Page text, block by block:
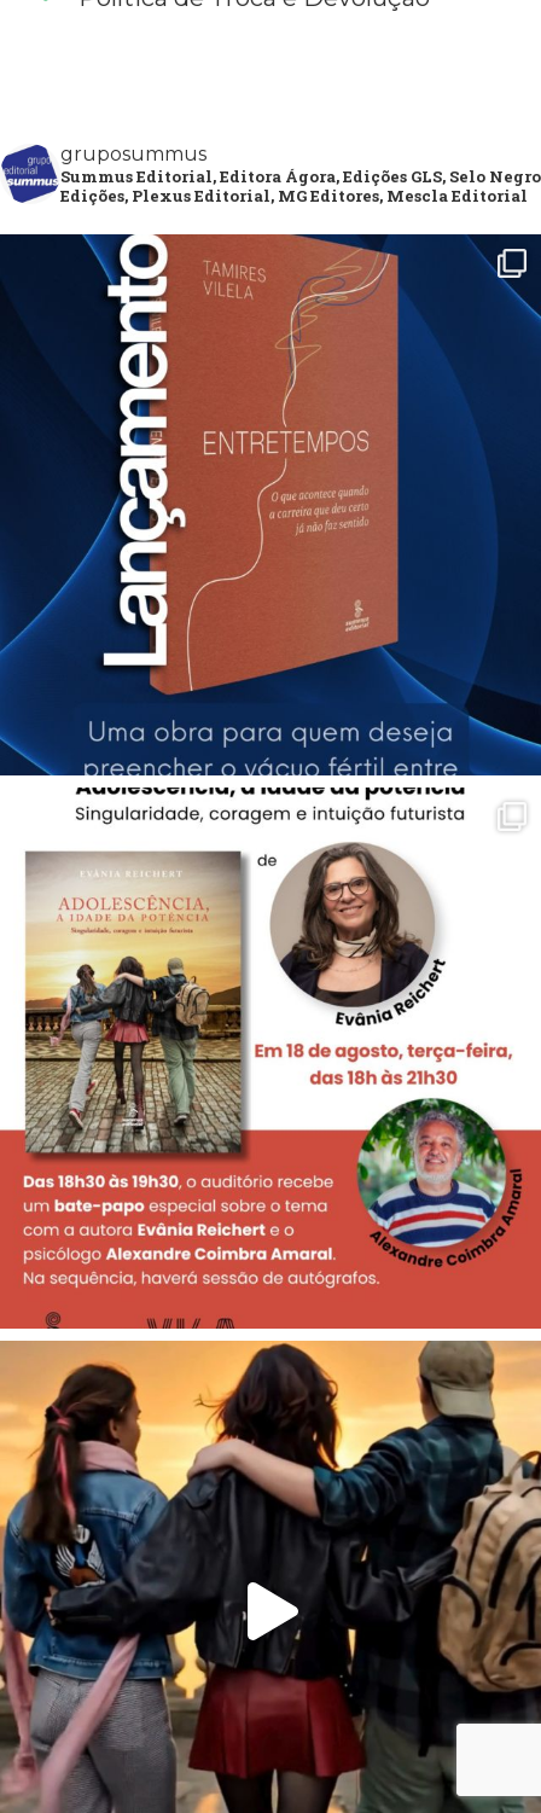
gruposummus
Summus Editorial, Editora Ágora, Edições GLS, Selo Negro
Edições, Plexus Editorial, MG Editores, Mescla Editorial